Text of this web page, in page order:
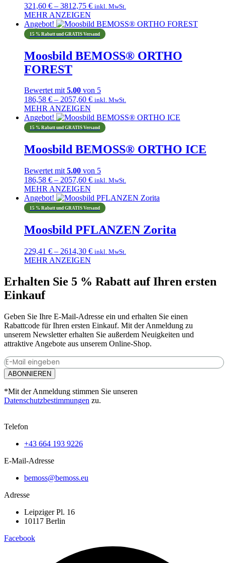
321,60 € – 3812,75 €Preisspanne:
bis
3812,75 €
inkl. MwSt.
MEHR ANZEIGEN
Dieses
Produkt
weist
mehrere
Varianten
auf.
Die
Optionen
können
auf
der
Produktseite
gewählt
Angebot!
15 % Rabatt und GRATIS Versand
Moosbild BEMOSS® ORTHO
FOREST
Bewertet mit5.00 von 5
186,58 € – 2057,60 €Preisspanne:
bis
2057,60 €
inkl. MwSt.
MEHR ANZEIGEN
Dieses
Produkt
weist
mehrere
Varianten
Die
Optionen
können
auf
der
gewählt
werden
Angebot!
15 % Rabatt und GRATIS Versand
Moosbild BEMOSS® ORTHO ICE
Bewertet mit 5.00 von 5
186,58 € – 2057,60 €Preisspanne:
bis
2057,60 €
inkl. MwSt.
MEHR ANZEIGEN
Dieses
Produkt
weist
mehrere
Varianten
Die
Optionen
auf
der
Produktseite
werden
Angebot!
15 % Rabatt und GRATIS Versand
Moosbild PFLANZEN Zorita
229,41 € – 2614,30 €Preisspanne:
2614,30 €
inkl. MwSt.
MEHR ANZEIGEN
Produkt
weist
mehrere
auf.
Die
Optionen
können
der
Produktseite
gewählt
Erhalten Sie 5 % Rabatt auf Ihren ersten
Einkauf
Geben Sie Ihre E-Mail-Adresse ein und erhalten Sie einen
Rabattcode für Ihren ersten Einkauf. Mit der Anmeldung zu
unserem Newsletter erhalten Sie außerdem Neuigkeiten und
attraktive Angebote aus unserem Online-Shop.
ABONNIEREN
*Mit der Anmeldung stimmen Sie unseren
Datenschutzbestimmungen zu.
Telefon
+43 664 193 9226
E-Mail-Adresse
bemoss@bemoss.eu
Adresse
Leipziger Pl. 16
10117 Berlin
Facebook